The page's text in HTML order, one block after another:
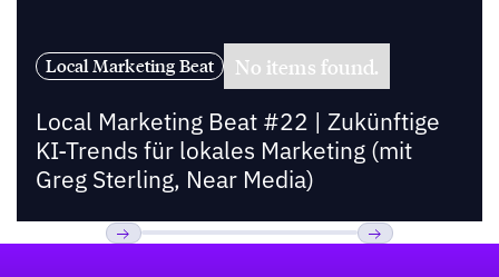
Local Marketing Beat No items found.
Local Marketing Beat #22 | Zukünftige
KI-Trends für lokales Marketing (mit
Greg Sterling, Near Media)